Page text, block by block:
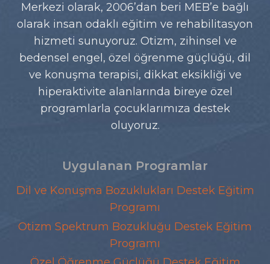
Merkezi olarak, 2006’dan beri MEB’e bağlı
olarak insan odaklı eğitim ve rehabilitasyon
hizmeti sunuyoruz. Otizm, zihinsel ve
bedensel engel, özel öğrenme güçlüğü, dil
ve konuşma terapisi, dikkat eksikliği ve
hiperaktivite alanlarında bireye özel
programlarla çocuklarımıza destek
oluyoruz.
Uygulanan Programlar
Dil ve Konuşma Bozuklukları Destek Eğitim
Programı
Otizm Spektrum Bozukluğu Destek Eğitim
Programı